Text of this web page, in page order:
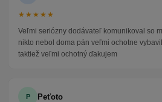
★★★★★
Veľmi seriózny dodávateľ komunikoval so
nikto nebol doma pán veľmi ochotne
taktiež veľmi ochotný ďakujem
P Peťoto